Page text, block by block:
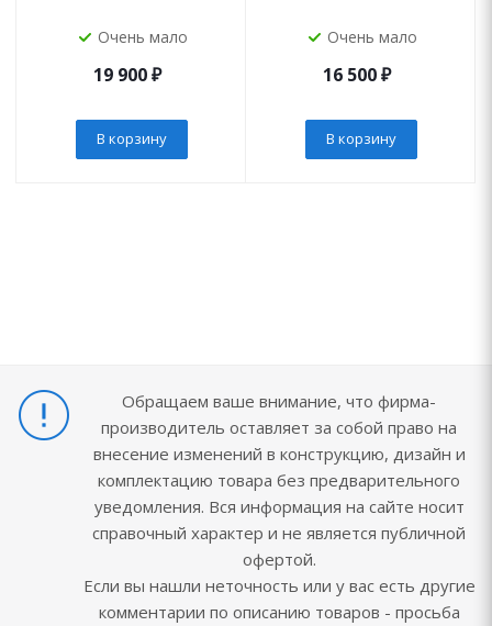
Очень мало
19 900₽
В корзину
Очень мало
16 500₽
В корзину
Обращаем ваше внимание, что фирма-
производитель оставляет за собой право на
внесение изменений в конструкцию, дизайн и
комплектацию товара без предварительного
уведомления. Вся информация на сайте носит
справочный характер и не является публичной
офертой.
Если вы нашли неточность или у вас есть другие
комментарии по описанию товаров - просьба